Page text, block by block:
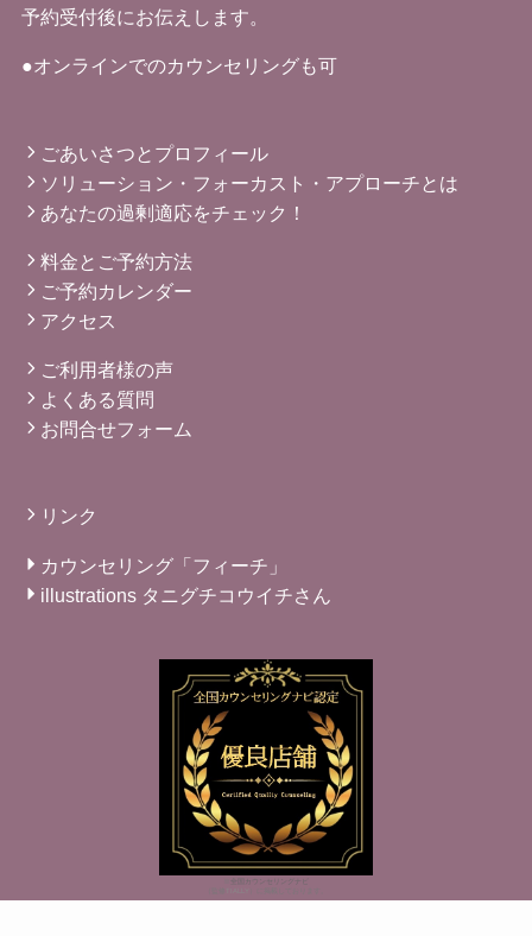
予約受付後にお伝えします。
●オンラインでのカウンセリングも可
ごあいさつとプロフィール
ソリューション・フォーカスト・アプローチとは
あなたの過剰適応をチェック！
料金とご予約方法
ご予約カレンダー
アクセス
ご利用者様の声
よくある質問
お問合せフォーム
リンク
カウンセリング「フィーチ」
illustrations タニグチコウイチさん
全国カウンセリングナビ